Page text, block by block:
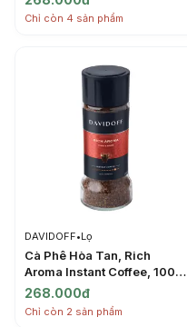
Chỉ còn 4 sản phẩm
DAVIDOFF•Lọ
Cà Phê Hòa Tan, Rich
Aroma Instant Coffee, 100%
Arabica (90g) - DAVIDOFF
268.000đ
Chỉ còn 2 sản phẩm